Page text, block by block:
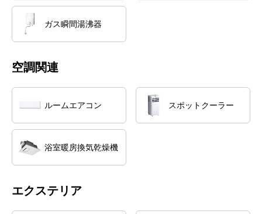
ガス瞬間湯沸器
空調関連
ルームエアコン スポットクーラー
浴室暖房換気乾燥機
エクステリア